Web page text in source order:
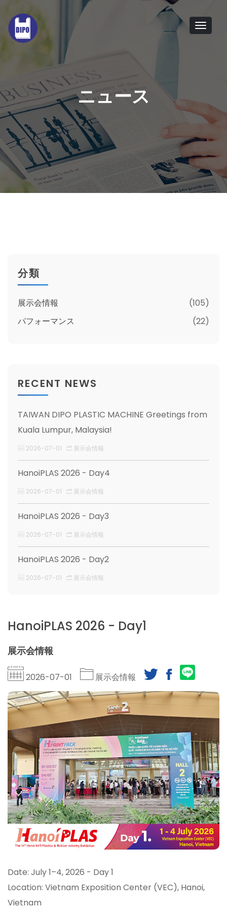
ニュース
分類
展示会情報
(105)
パフォーマンス
(22)
RECENT NEWS
TAIWAN DIPO PLASTIC MACHINE Greetings from
Kuala Lumpur, Malaysia!
2026-07-01 展示会情報
HanoiPLAS 2026 - Day4
2026-07-01 展示会情報
HanoiPLAS 2026 - Day3
2026-07-01 展示会情報
HanoiPLAS 2026 - Day2
2026-07-01 展示会情報
HanoiPLAS 2026 - Day1
展示会情報
2026-07-01 展示会情報
Date: July 1–4, 2026 - Day 1
Location: Vietnam Exposition Center (VEC), Hanoi,
Vietnam